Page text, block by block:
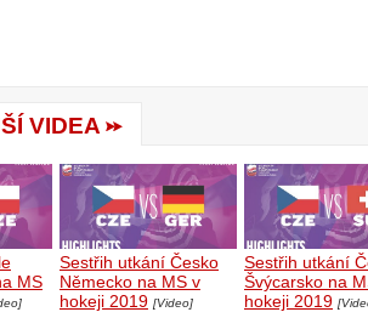
VIDEA
MS
Sestřih utkání Česko
Německo na MS v
hokeji 2019 [Video]
Sestřih utkání
Švýcarsko na
hokeji 2019